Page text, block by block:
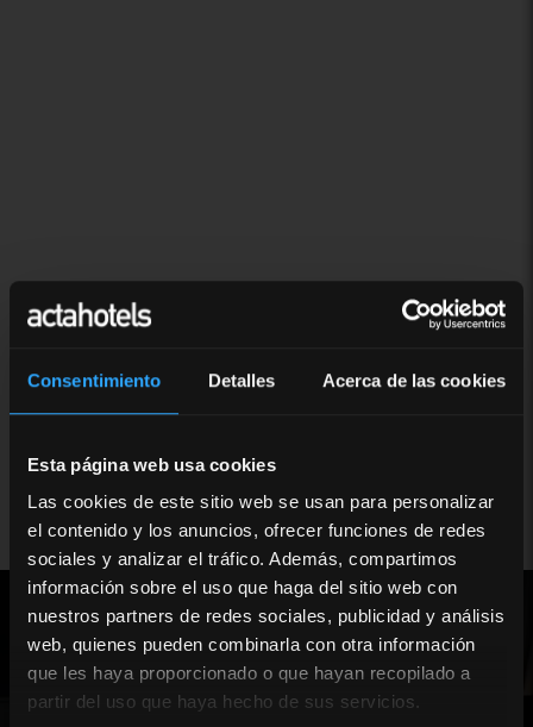
Consentimiento Detalles Acerca de las cookies
Esta página web usa cookies
Las cookies de este sitio web se usan para personalizar
el contenido y los anuncios, ofrecer funciones de redes
sociales y analizar el tráfico. Además, compartimos
información sobre el uso que haga del sitio web con
nuestros partners de redes sociales, publicidad y análisis
web, quienes pueden combinarla con otra información
que les haya proporcionado o que hayan recopilado a
partir del uso que haya hecho de sus servicios.